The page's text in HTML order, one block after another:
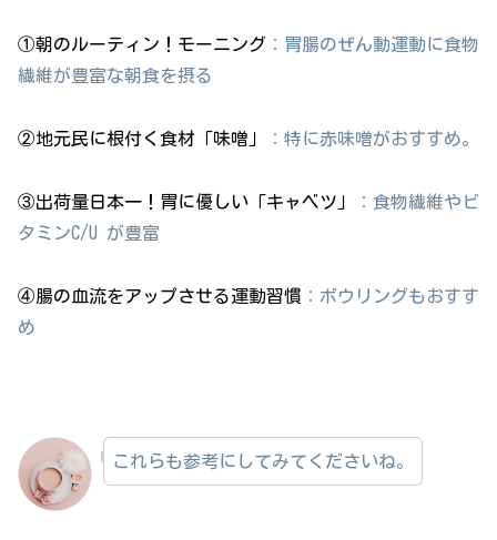
①朝のルーティン！モーニング ：胃腸のぜん動運動に食物
繊維が豊富な朝食を摂る
②地元民に根付く食材「味噌」 ：特に赤味噌がおすすめ。
③出荷量日本一！胃に優しい「キャベツ」
：食物繊維やビ
タミンC/U が豊富
④腸の血流をアップさせる運動習慣 ：ボウリングもおすす
め
これらも参考にしてみてくださいね。